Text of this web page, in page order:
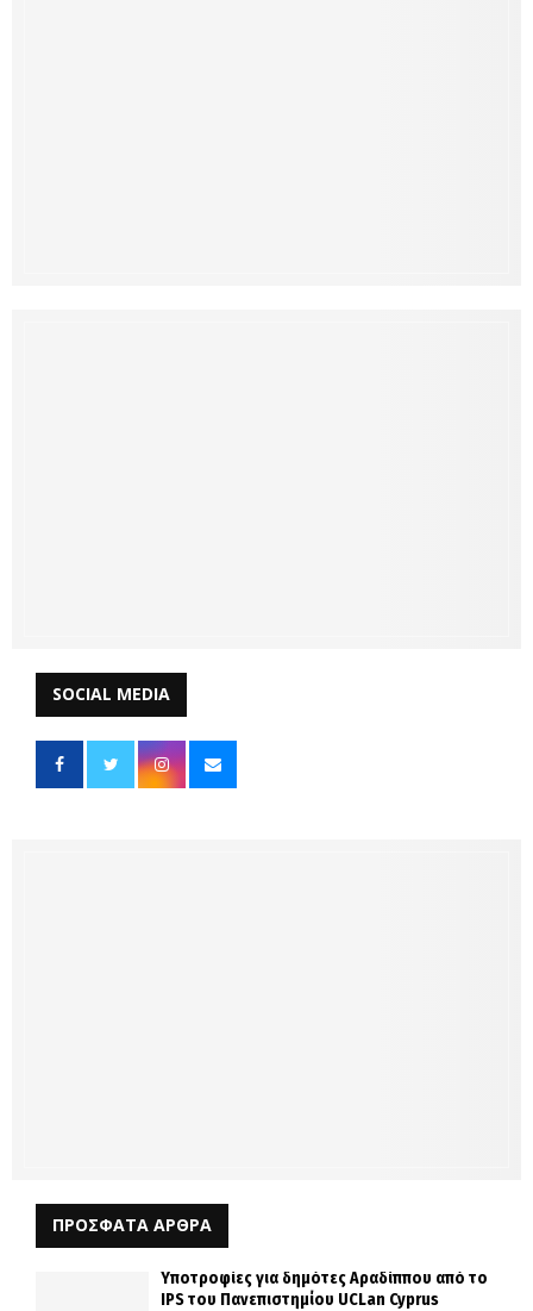
SOCIAL MEDIA
ΠΡΟΣΦΑΤΑ ΑΡΘΡΑ
Υποτροφίες για δημότες Αραδίππου από το
IPS του Πανεπιστημίου UCLan Cyprus